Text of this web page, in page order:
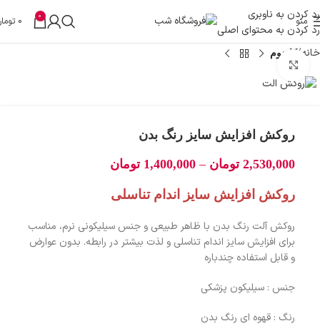
رد کردن به ناوبری
رد کردن به محتوای اصلی
منو 0
0
خانه کاندوم
روکش افزایش سایز رنگ بدن
2,530,000 تومان –
1,400,000 تومان
روکش افزایش سایز اندام تناسلی
روکش آلت رنگ بدن با ظاهر طبیعی و جنس سیلیکونی نرم، مناسب
برای افزایش سایز اندام تناسلی و لذت بیشتر در رابطه. بدون عوارض
و قابل استفاده چندباره
جنس : سیلیکون پزشکی
رنگ : قهوه ای رنگ بدن